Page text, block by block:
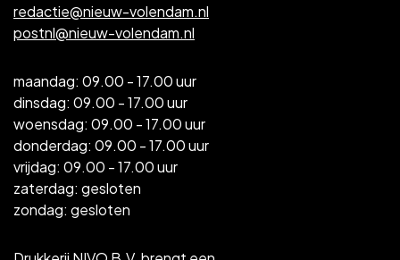
redactie@nieuw-volendam.nl
postnl@nieuw-volendam.nl
maandag: 09.00 - 17.00 uur
dinsdag: 09.00 - 17.00 uur
woensdag: 09.00 - 17.00 uur
donderdag: 09.00 - 17.00 uur
vrijdag: 09.00 - 17.00 uur
zaterdag: gesloten
zondag: gesloten